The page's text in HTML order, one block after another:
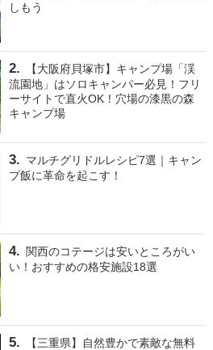
しもう
【大阪府貝塚市】キャンプ場「渓
流園地」はソロキャンパー必見！フリ
ーサイトで直火OK！穴場の漆黒の森
キャンプ場
マルチグリドルレシピ7選｜キャン
プ飯に革命を起こす！
関西のコテージは安いところがい
い！おすすめの格安施設18選
【三重県】自然豊かで素敵な無料